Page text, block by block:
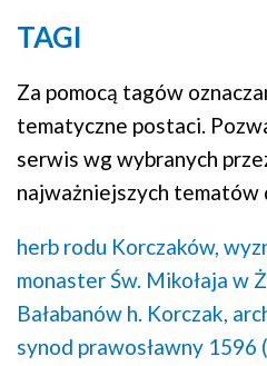
TAGI
Za pomocą tagów
tematyczne postaci.
serwis wg wybranych
najważniejszych tematów
herb rodu Korczaków,
monaster Św. Mikołaja w
Bałabanów h. Korczak,
synod prawosławny 1596